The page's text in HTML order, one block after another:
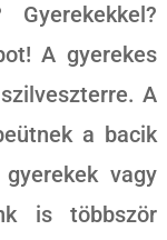
A gyerekes
A
a bacik
vagy
is többször